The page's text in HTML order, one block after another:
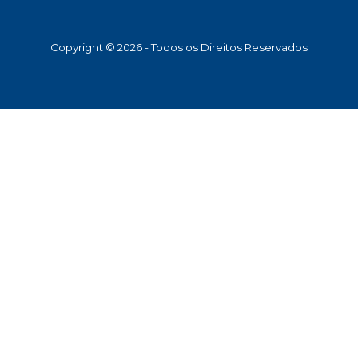
Copyright © 2026 - Todos os Direitos Reservados